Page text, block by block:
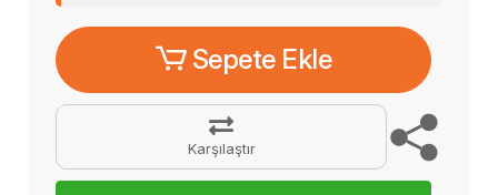
Sepete Ekle
Karşılaştır